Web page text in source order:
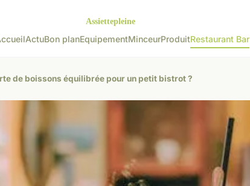
ActuBon planEquipementMinceurProduitRestaurant Bar
de boissons équilibrée pour un petit bistrot ?